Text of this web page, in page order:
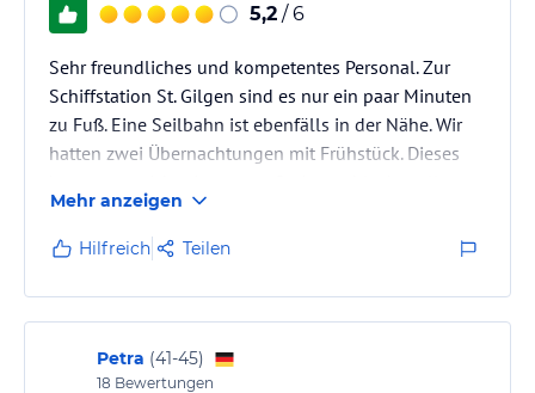
5,2 / 6
Sehr freundliches und kompetentes Personal. Zur
Schiffstation St. Gilgen sind es nur ein paar Minuten
zu Fuß. Eine Seilbahn ist ebenfälls in der Nähe. Wir
hatten zwei Übernachtungen mit Frühstück. Dieses
war frisch und gut. Zimmerreinigung war sehr gut.
Ebenfalls gut ist der Hotelparkplatz, dieser ist zwar
nicht groß, aber man kann parken. Denn sonst ist es
Schwierig in Hotlnähe zu parken. Alles in Allem ein
sehr schöner Kurztrip mit gutem Hotel und
freundlichem…
Mehr anzeigen
Hilfreich Teilen
Petra (41-45)
18 Bewertungen